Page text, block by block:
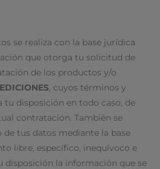
se realiza con la base jurídica
que otorga tu solicitud de
de los productos y/o
, cuyos términos y
tu disposición en todo caso, de
contratación. También se
tus datos mediante la base
libre, específico, inequívoco e
disposición la información que se